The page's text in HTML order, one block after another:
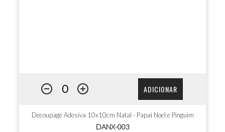
ADICIONAR
Decoupage Adesiva 10x10cm Natal - Papai Noel e Pinguim
DANX-003